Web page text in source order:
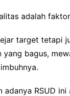
adalah
target tetapi
yang bagus,
adanya RSUD